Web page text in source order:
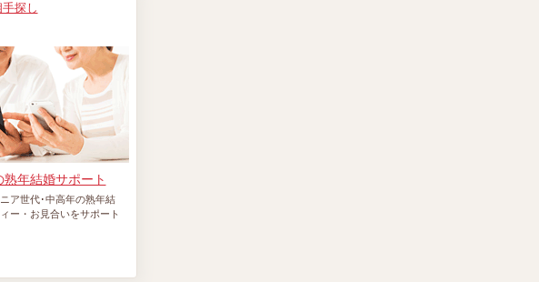
探し
熟年結婚サポート
ア世代･中高年の熟年結
ー・お見合いをサポート